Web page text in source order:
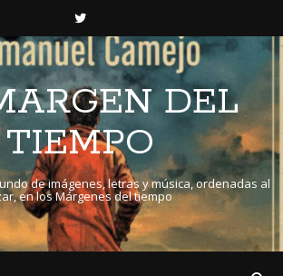
DEL
TIEMPO
de imágenes, letras y música, ordenadas al
en los Márgenes del tiempo